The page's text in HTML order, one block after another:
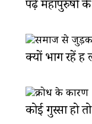
कोई गुस्सा हो